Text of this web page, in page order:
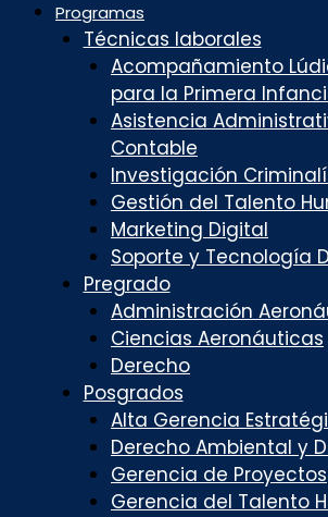
Programas
Técnicas laborales
Acompañamiento
para la Primera
Asistencia
Contable
Investigación
Gestión del Talento
Marketing Digital
Soporte y Tecnología
Pregrado
Administración
Ciencias Aeronáuticas
Derecho
Posgrados
Alta Gerencia
Derecho Ambiental y
Gerencia de Proyectos
Gerencia del Talento